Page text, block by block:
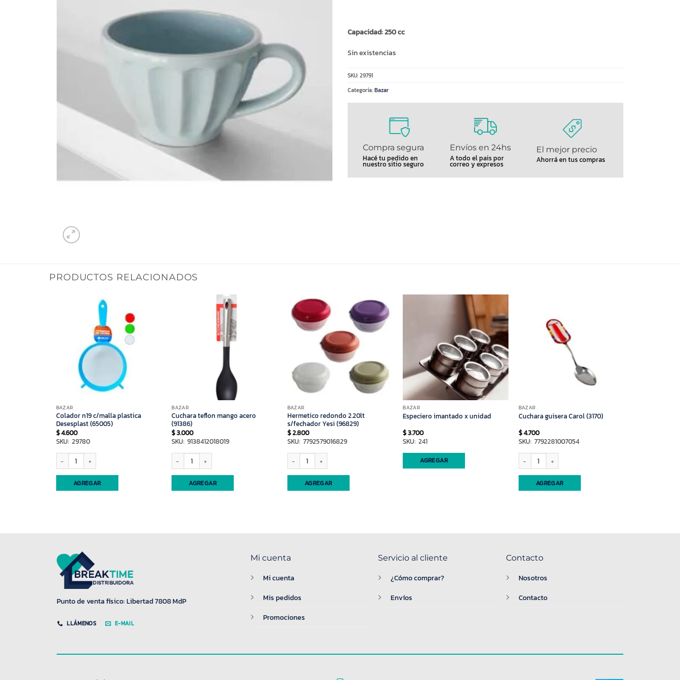
Capacidad: 250 cc
Sin existencias
SKU:29791
Categoría:Bazar
Compra segura
Hacé tu pedido en
nuestro sitio seguro
Envíos en 24hs
A todo el pais por
correo y expresos
El mejor precio
Ahorrá en tus compras
PRODUCTOS RELACIONADOS
BAZAR
Colador n19 c/malla plastica
Desesplast (65005)
$4.600
SKU: 29780
Colador n19 c/malla plastica Desesplast (65005) cantidad
AGREGAR
BAZAR
Cuchara teflon mango acero
(91386)
$3.000
SKU: 9138412018019
Cuchara teflon mango acero (91386) cantidad
AGREGAR
BAZAR
Hermetico redondo 2.20lt
s/fechador Yesi (96829)
$2.800
SKU: 7792579016829
Hermetico redondo 2.20lt s/fechador Yesi (96829) cantidad
AGREGAR
BAZAR
Especiero imantado x unidad
$3.700
SKU: 241
AGREGAR
BAZAR
Cuchara guisera Carol (3170)
$4.700
SKU: 7792281007054
Cuchara guisera Carol (3170) cantidad
AGREGAR
Punto de venta físico: Libertad 7808 MdP
LLÁMENOS E-MAIL
Mi cuenta
Mi cuenta
Mis pedidos
Promociones
Servicio al cliente
¿Cómo comprar?
Envíos
Contacto
Nosotros
Contacto